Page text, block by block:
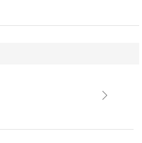
カメラ #デジタル一眼